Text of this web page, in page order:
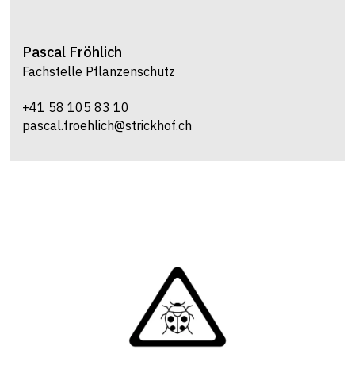
Pascal Fröhlich
Fachstelle Pflanzenschutz
+41 58 105 83 10
pascal.froehlich@strickhof.ch